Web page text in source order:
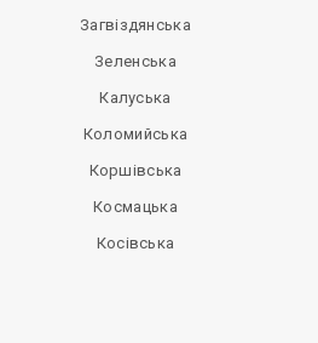
Загвіздянська
Зеленська
Калуська
Коломийська
Коршівська
Космацька
Косівська